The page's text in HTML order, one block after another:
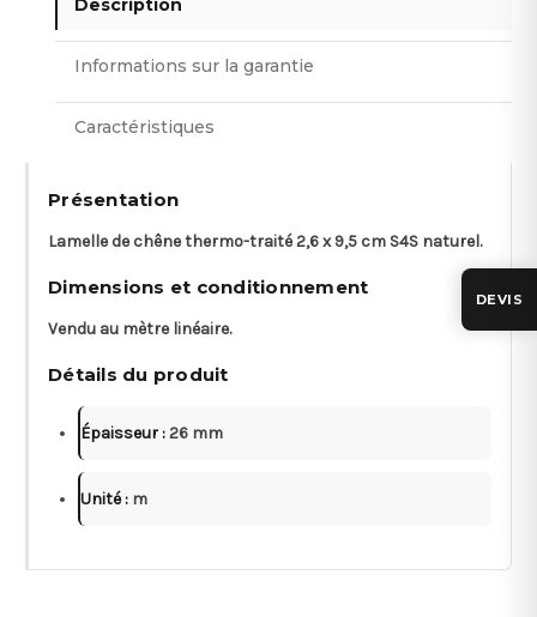
Description
Informations sur la garantie
Caractéristiques
Présentation
Lamelle de chêne thermo-traité 2,6 x 9,5 cm S4S naturel.
Dimensions et conditionnement
Vendu au mètre linéaire.
Détails du produit
Épaisseur :26 mm
Unité : m
DEVIS